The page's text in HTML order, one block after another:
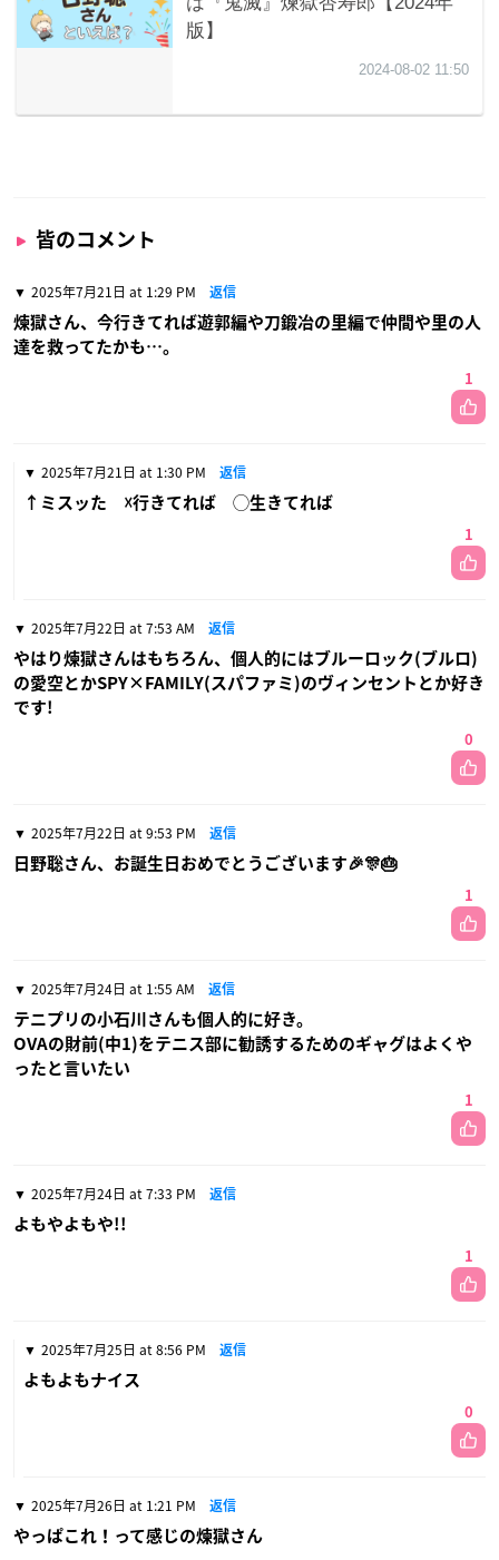
皆のコメント
2025年7月21日 at 1:29 PM 返信
煉獄さん、今行きてれば遊郭編や刀鍛冶の里編で仲間や里の人
達を救ってたかも…。
1
2025年7月21日 at 1:30 PM 返信
↑ミスッた ☓行きてれば ◯生きてれば
1
2025年7月22日 at 7:53 AM 返信
やはり煉獄さんはもちろん、個人的にはブルーロック(ブルロ)
の愛空とかSPY×FAMILY(スパファミ)のヴィンセントとか好き
です!
0
2025年7月22日 at 9:53 PM 返信
日野聡さん、お誕生日おめでとうございます🎉🎊🎂
1
2025年7月24日 at 1:55 AM 返信
テニプリの小石川さんも個人的に好き。
OVAの財前(中1)をテニス部に勧誘するためのギャグはよくや
ったと言いたい
1
2025年7月24日 at 7:33 PM 返信
よもやよもや!!
1
2025年7月25日 at 8:56 PM 返信
よもよもナイス
0
2025年7月26日 at 1:21 PM 返信
やっぱこれ！って感じの煉獄さん